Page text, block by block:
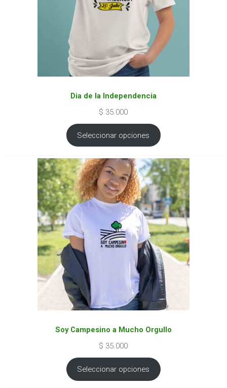
Dia de la Independencia
$ 35.000
Seleccionar opciones
Soy Campesino a Mucho Orgullo
$ 35.000
Seleccionar opciones